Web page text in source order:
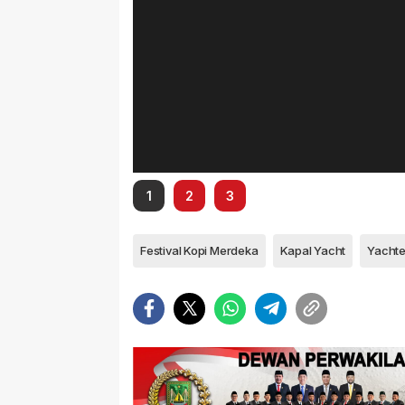
1 2 3
Festival Kopi Merdeka Kapal Yacht